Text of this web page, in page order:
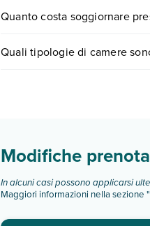
numero 0721.17231 o
Quanto costa soggiornare
scegli quando partire.
Quali tipologie di camere
Modifiche
In alcuni casi possono applicarsi
Maggiori informazioni nella sezione "